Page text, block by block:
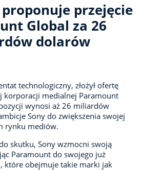
PT
SK
SV
przejęcie
Global za 26
dolarów
technologiczny, złożył ofertę
korporacji medialnej Paramount
wynosi aż 26 miliardów
Sony do zwiększenia swojej
rynku mediów.
skutku, Sony wzmocni swoją
Paramount do swojego już
które obejmuje takie marki jak